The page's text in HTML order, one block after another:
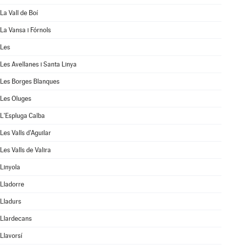
La Vall de Boí
La Vansa i Fórnols
Les
Les Avellanes i Santa Linya
Les Borges Blanques
Les Oluges
L'Espluga Calba
Les Valls d'Aguilar
Les Valls de Valira
Linyola
Lladorre
Lladurs
Llardecans
Llavorsí